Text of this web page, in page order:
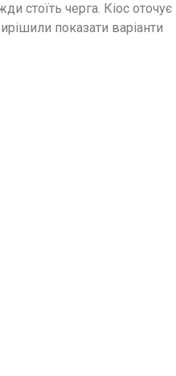
стоїть черга. Кіос оточує
показати варіанти